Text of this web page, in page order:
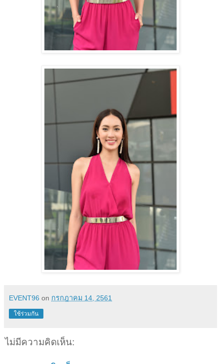
EVENT96 on กรกฎาคม 14, 2561
ใช้ร่วมกัน
ไม่มีความคิดเห็น: